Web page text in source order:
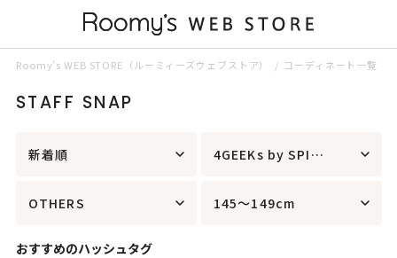
Roomy’s WEB STORE（ルーミィーズウェブストア） コーディネート一覧
STAFF SNAP
新着順 4GEEKs by SPIRALGIRL
OTHERS 145～149cm
おすすめのハッシュタグ